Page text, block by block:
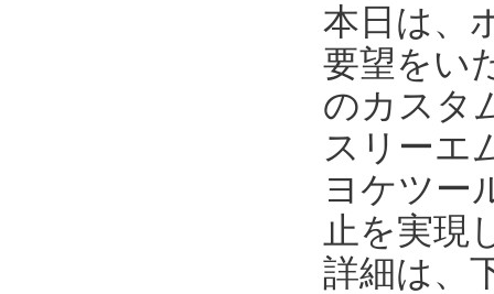
本日は、
要望をい
のカスタ
スリーエ
ヨケツー
止を実現
詳細は、